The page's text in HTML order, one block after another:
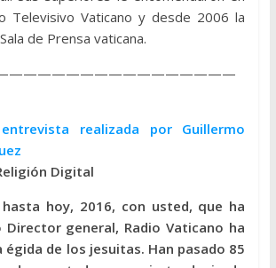
Televisivo Vaticano y desde 2006 la
de Prensa vaticana.
realizada por Guillermo
Digital
hasta hoy, 2016, con usted, que ha
general, Radio Vaticano ha
égida de los jesuitas. Han pasado 85